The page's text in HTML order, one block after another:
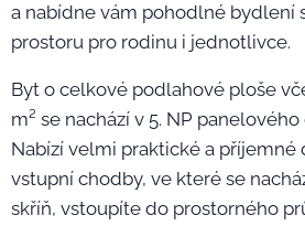
a nabídne vám pohodlné bydlení
prostoru pro rodinu i jednotlivce.
Byt o celkové podlahové ploše
m² se nachází v 5. NP
Nabízí velmi praktické a příjemné
vstupní chodby, ve které se
skříň, vstoupíte do prostorného